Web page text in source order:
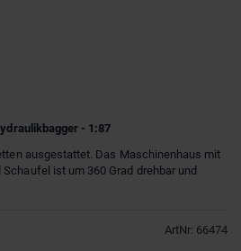
- 1:87
ausgestattet. Das Maschinenhaus mit
ist um 360 Grad drehbar und
ArtNr: 66474